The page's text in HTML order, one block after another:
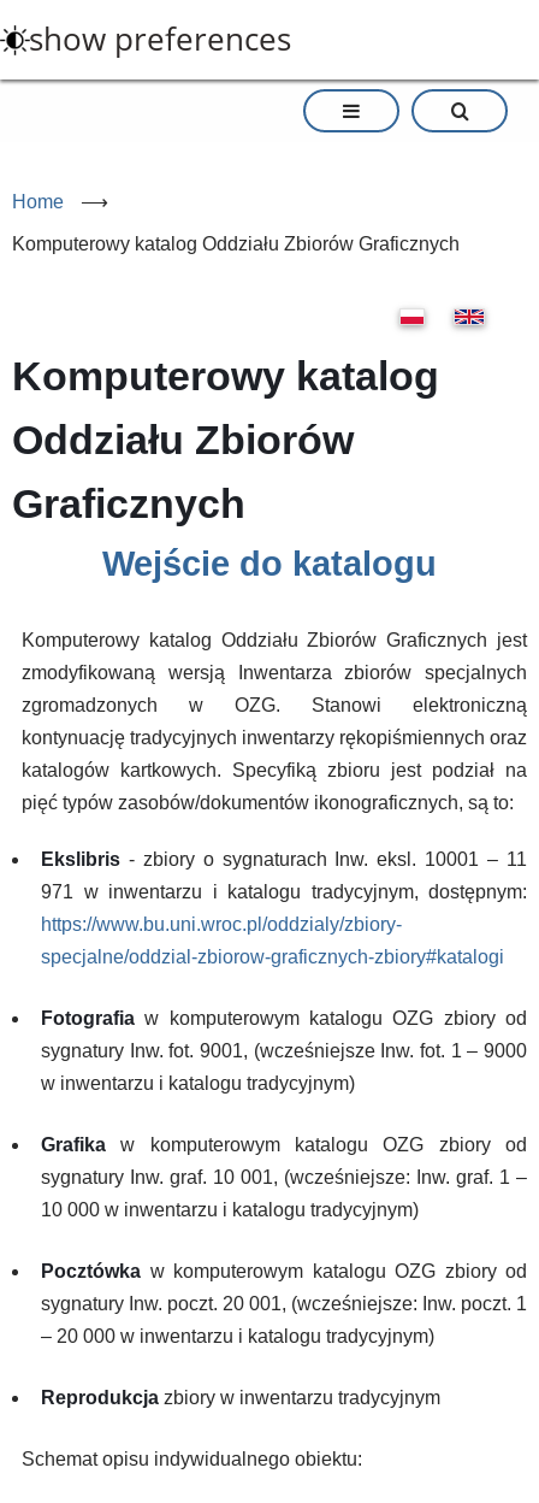
to
main
show preferences
Home ⟶
Komputerowy katalog Oddziału Zbiorów Graficznych
Komputerowy katalog
Oddziału Zbiorów
Graficznych
Wejście do katalogu
Komputerowy katalog Oddziału Zbiorów Graficznych jest
zmodyfikowaną wersją Inwentarza zbiorów specjalnych
zgromadzonych w OZG. Stanowi elektroniczną
kontynuację tradycyjnych inwentarzy rękopiśmiennych oraz
katalogów kartkowych. Specyfiką zbioru jest podział na
pięć typów zasobów/dokumentów ikonograficznych, są to:
Ekslibris - zbiory o sygnaturach Inw. eksl. 10001 – 11
971 w inwentarzu i katalogu tradycyjnym, dostępnym:
https://www.bu.uni.wroc.pl/oddzialy/zbiory-
specjalne/oddzial-zbiorow-graficznych-zbiory#katalogi
Fotografia w komputerowym katalogu OZG zbiory od
sygnatury Inw. fot. 9001, (wcześniejsze Inw. fot. 1 – 9000
w inwentarzu i katalogu tradycyjnym)
Grafika w komputerowym katalogu OZG zbiory od
sygnatury Inw. graf. 10 001, (wcześniejsze: Inw. graf. 1 –
10 000 w inwentarzu i katalogu tradycyjnym)
Pocztówka w komputerowym katalogu OZG zbiory od
sygnatury Inw. poczt. 20 001, (wcześniejsze: Inw. poczt. 1
– 20 000 w inwentarzu i katalogu tradycyjnym)
Reprodukcja zbiory w inwentarzu tradycyjnym
Schemat opisu indywidualnego obiektu: